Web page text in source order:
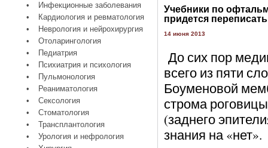
•
Инфекционные заболевания
•
Кардиология и ревматология
•
Неврология и нейрохирургия
•
Отоларингология
•
Педиатрия
•
Психиатрия и психология
•
Пульмонология
•
Реаниматология
•
Сексология
•
Стоматология
•
Трансплантология
•
Урология и нефрология
Учебники по
придется переписать
14 июня 2013
До сих пор
всего из пяти
Боуменовой
строма
(заднего
знания на «нет».